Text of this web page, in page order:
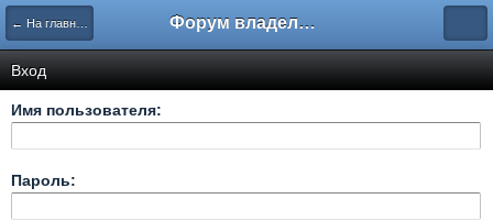
← На главную Форум владельцев интернет-магазинов
Вход
Имя пользователя:
Пароль: